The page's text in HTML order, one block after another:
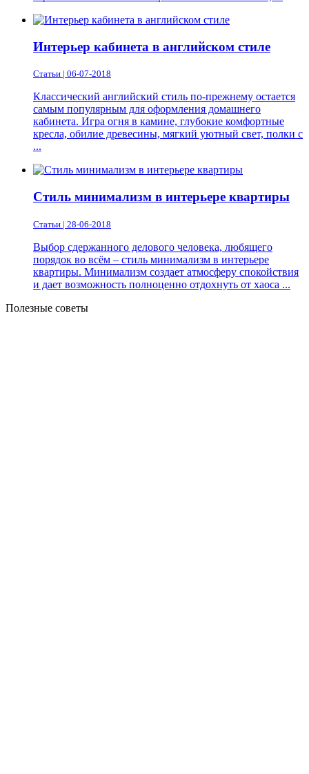
Интерьер кабинета в английском стиле
Статьи | 06-07-2018
Классический английский стиль по-прежнему остается
самым популярным для оформления домашнего
кабинета. Игра огня в камине, глубокие комфортные
кресла, обилие древесины, мягкий уютный свет, полки с
...
Стиль минимализм в интерьере квартиры
Статьи | 28-06-2018
Выбор сдержанного делового человека, любящего
порядок во всём – стиль минимализм в интерьере
квартиры. Минимализм создает атмосферу спокойствия
и дает возможность полноценно отдохнуть от хаоса ...
Полезные советы